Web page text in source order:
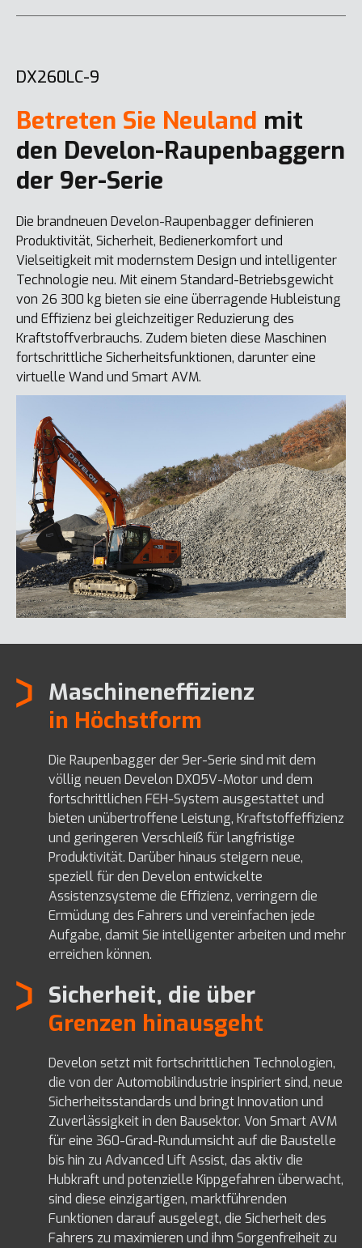
DX260LC-9
Betreten Sie Neuland mit
den Develon-Raupenbaggern
der 9er-Serie
Die brandneuen Develon-Raupenbagger definieren
Produktivität, Sicherheit, Bedienerkomfort und
Vielseitigkeit mit modernstem Design und intelligenter
Technologie neu. Mit einem Standard-Betriebsgewicht
von 26 300 kg bieten sie eine überragende Hubleistung
und Effizienz bei gleichzeitiger Reduzierung des
Kraftstoffverbrauchs. Zudem bieten diese Maschinen
fortschrittliche Sicherheitsfunktionen, darunter eine
virtuelle Wand und Smart AVM.
Maschineneffizienz
in Höchstform
Die Raupenbagger der 9er-Serie sind mit dem
völlig neuen Develon DX05V-Motor und dem
fortschrittlichen FEH-System ausgestattet und
bieten unübertroffene Leistung, Kraftstoffeffizienz
und geringeren Verschleiß für langfristige
Produktivität. Darüber hinaus steigern neue,
speziell für den Develon entwickelte
Assistenzsysteme die Effizienz, verringern die
Ermüdung des Fahrers und vereinfachen jede
Aufgabe, damit Sie intelligenter arbeiten und mehr
erreichen können.
Sicherheit, die über
Grenzen hinausgeht
Develon setzt mit fortschrittlichen Technologien,
die von der Automobilindustrie inspiriert sind, neue
Sicherheitsstandards und bringt Innovation und
Zuverlässigkeit in den Bausektor. Von Smart AVM
für eine 360-Grad-Rundumsicht auf die Baustelle
bis hin zu Advanced Lift Assist, das aktiv die
Hubkraft und potenzielle Kippgefahren überwacht,
sind diese einzigartigen, marktführenden
Funktionen darauf ausgelegt, die Sicherheit des
Fahrers zu maximieren und ihm Sorgenfreiheit zu